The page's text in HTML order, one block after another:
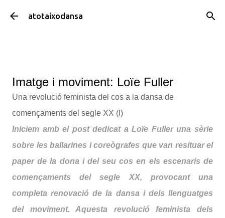
atotaixodansa
Imatge i moviment: Loïe Fuller
Una revolució feminista del cos a la dansa de
començaments del segle XX (I)
Iniciem amb el post dedicat a Loïe Fuller una sèrie
sobre les ballarines i coreògrafes que van resituar el
paper de la dona i del seu cos en els escenaris de
començaments del segle XX, provocant una
completa renovació de la dansa i dels llenguatges
del moviment. Aquesta revolució feminista dels